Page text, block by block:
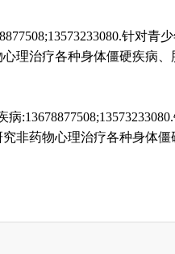
针对青
理治疗各种身体僵硬疾病
非药物心理治疗各种身体